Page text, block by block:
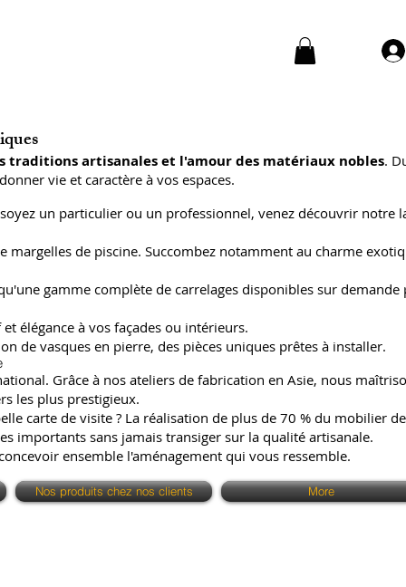
traditions artisanales et l'amour des matériaux nobles.
vie et caractère à vos espaces.
un particulier ou un professionnel, venez découvrir notre
margelles de piscine. Succombez notamment au charme
gamme complète de carrelages disponibles sur demande
élégance à vos façades ou intérieurs.
de vasques en pierre, des pièces uniques prêtes à installer.
Grâce à nos ateliers de fabrication en Asie, nous
les plus prestigieux.
carte de visite ? La réalisation de plus de 70 % du mobilier
importants sans jamais transiger sur la qualité artisanale.
ensemble l'aménagement qui vous ressemble.
Nos produits chez nos clients More